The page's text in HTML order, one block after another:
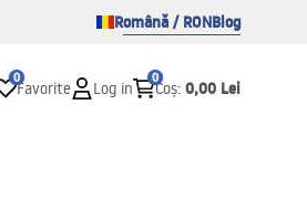
Română / RONBlog
0
Favorite Log in
0
Coș: 0,00 Lei